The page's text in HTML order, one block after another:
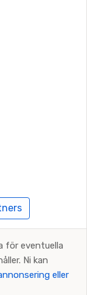
för eventuella
Ni kan
eller